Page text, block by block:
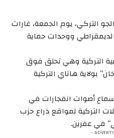
التركي، يوم الجمعة، غارات
ووحدات حماية
التركية وهي تحلق فوق
بولاية هاتاي التركية
أصوات انفجارات في
التركية لمواقع ذراع حزب
في عفرين.